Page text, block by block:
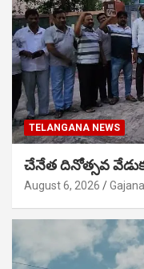
TELANGANA NEWS
చేనేత దినోత్సవ
August 6, 2026